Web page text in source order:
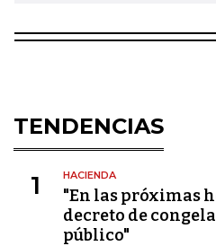
TENDENCIAS
1 HACIENDA
"En las próximas
decreto de
público"